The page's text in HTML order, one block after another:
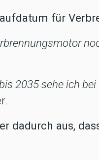
für
2035 sehe ich
dadurch aus,